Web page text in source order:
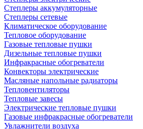
Степлеры аккумуляторные
Степлеры сетевые
Климатическое оборудование
Тепловое оборудование
Газовые тепловые пушки
Дизельные тепловые пушки
Инфракрасные обогреватели
Конвекторы электрические
Масляные напольные радиаторы
Тепловентиляторы
Тепловые завесы
Электрические тепловые пушки
Газовые инфракрасные обогреватели
Увлажнители воздуха